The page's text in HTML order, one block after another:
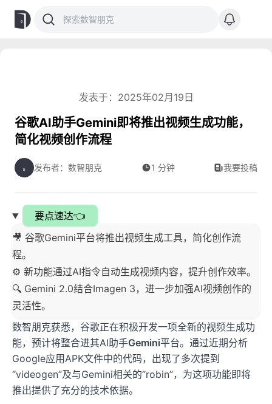
发表于：2025年02月19日
谷歌AI助手Gemini即将推出视频生成功能，
简化视频创作流程
发布者：数智朋克 1 分钟 我要投稿
要点速达👈
🎥 谷歌Gemini平台将推出视频生成工具，简化创作流
程。
⚙️ 新功能通过AI指令自动生成视频内容，提升创作效率。
🔍 Gemini 2.0结合Imagen 3，进一步加强AI视频创作的
灵活性。
数智朋克获悉，谷歌正在积极开发一项全新的视频生成功
能，预计将整合进其AI助手Gemini平台。通过近期分析
Google应用APK文件中的代码，出现了多次提到
“videogen”及与Gemini相关的“robin”，为这项功能即将
推出提供了充分的技术依据。